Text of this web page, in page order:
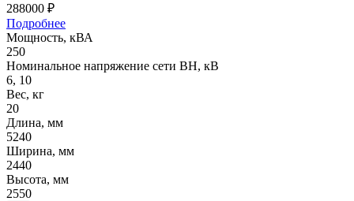
288000 ₽
Подробнее
Мощность, кВА
250
Номинальное напряжение сети ВН, кВ
6, 10
Вес, кг
20
Длина, мм
5240
Ширина, мм
2440
Высота, мм
2550